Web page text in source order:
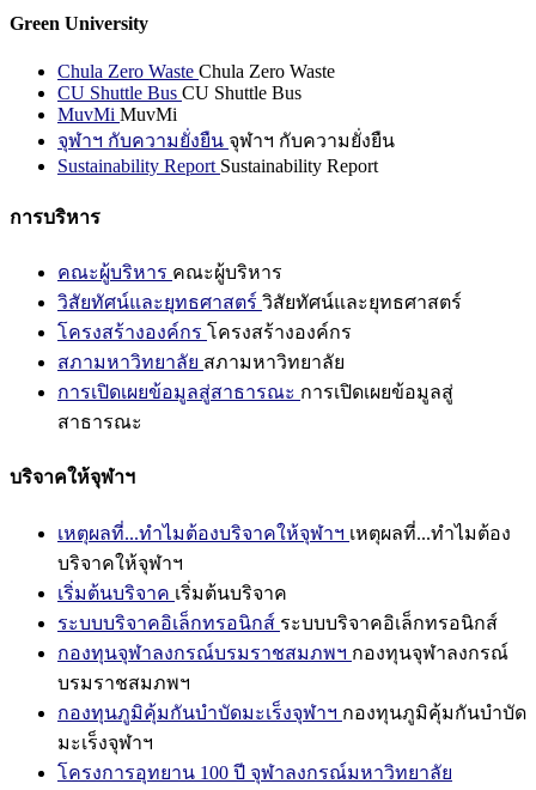
Green University
Chula Zero Waste Chula Zero Waste
CU Shuttle Bus CU Shuttle Bus
MuvMi MuvMi
จุฬาฯ กับความยั่งยืน จุฬาฯ กับความยั่งยืน
Sustainability Report Sustainability Report
การบริหาร
คณะผู้บริหาร คณะผู้บริหาร
วิสัยทัศน์และยุทธศาสตร์ วิสัยทัศน์และยุทธศาสตร์
โครงสร้างองค์กร โครงสร้างองค์กร
สภามหาวิทยาลัย สภามหาวิทยาลัย
การเปิดเผยข้อมูลสู่สาธารณะ การเปิดเผยข้อมูลสู่
สาธารณะ
บริจาคให้จุฬาฯ
เหตุผลที่...ทำไมต้องบริจาคให้จุฬาฯ เหตุผลที่...ทำไมต้อง
บริจาคให้จุฬาฯ
เริ่มต้นบริจาค เริ่มต้นบริจาค
ระบบบริจาคอิเล็กทรอนิกส์ ระบบบริจาคอิเล็กทรอนิกส์
กองทุนจุฬาลงกรณ์บรมราชสมภพฯ กองทุนจุฬาลงกรณ์
บรมราชสมภพฯ
กองทุนภูมิคุ้มกันบำบัดมะเร็งจุฬาฯ กองทุนภูมิคุ้มกันบำบัด
มะเร็งจุฬาฯ
โครงการอุทยาน 100 ปี จุฬาลงกรณ์มหาวิทยาลัย